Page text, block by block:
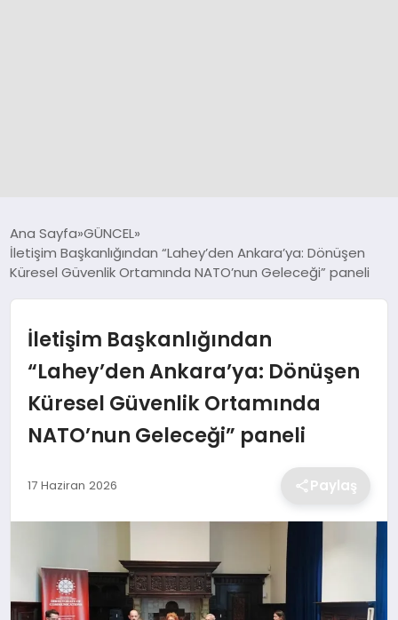
SPOR
DÜNYA
SİYASET
EKONOMİ
MAGAZİN
SAĞLIK
Ana Sayfa GÜNCEL
İletişim Başkanlığından “Lahey’den Ankara’ya: Dönüşen
Küresel Güvenlik Ortamında NATO’nun Geleceği” paneli
İletişim Başkanlığından
“Lahey’den Ankara’ya: Dönüşen
Küresel Güvenlik Ortamında
NATO’nun Geleceği” paneli
17 Haziran 2026 Paylaş